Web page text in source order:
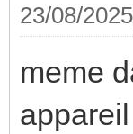
23/08/
meme